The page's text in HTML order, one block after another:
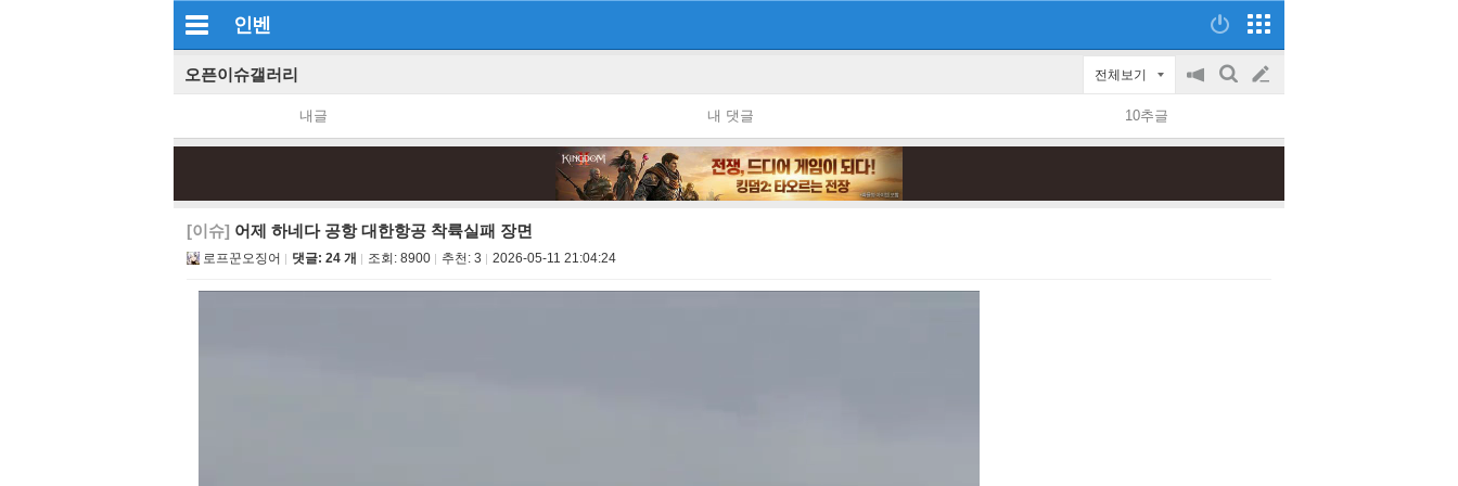
인벤
오픈이슈갤러리 전체보기
공
on/off
검
글
쓰
내글 내 댓글 10추글
[이슈] 어제 하네다 공항 대한항공 착륙실패 장면
로프꾼오징어 댓글: 24 개 조회: 8900 추천: 3 2026-05-11 21:04:24